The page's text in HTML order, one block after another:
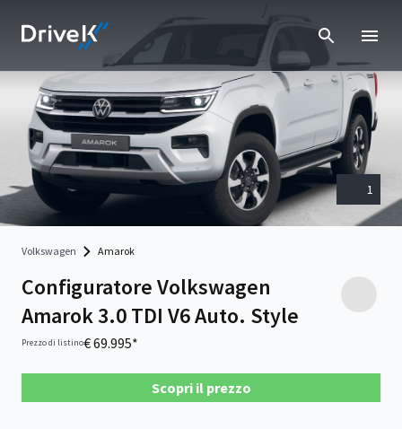
1
Volkswagen Amarok
Configuratore Volkswagen
Amarok 3.0 TDI V6 Auto. Style
Prezzo di listino€ 69.995*
Scopri il prezzo